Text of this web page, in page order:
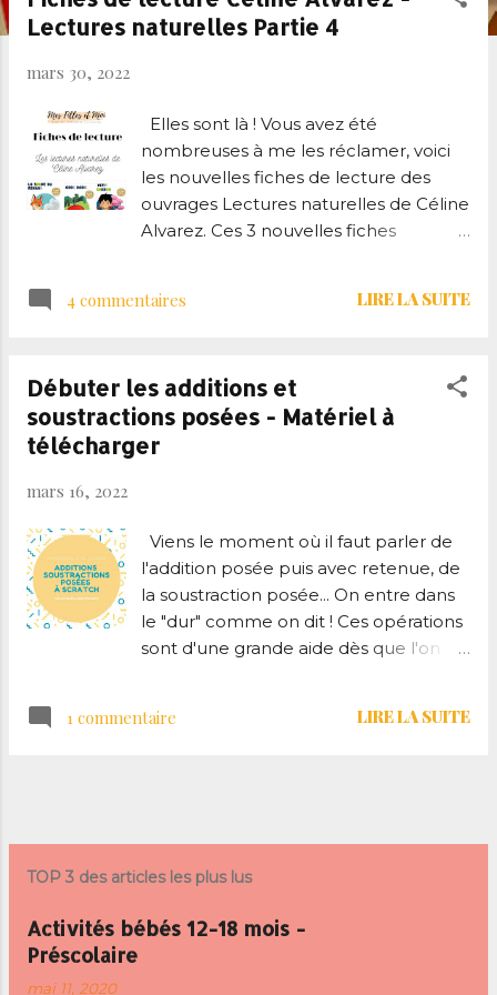
Lectures naturelles Partie 4
mars 30, 2022
Elles sont là ! Vous avez été
nombreuses à me les réclamer, voici
les nouvelles fiches de lecture des
ouvrages Lectures naturelles de Céline
Alvarez. Ces 3 nouvelles fiches
bûcheron .
4 commentaires LIRE LA SUITE
Débuter les additions et
soustractions posées - Matériel à
télécharger
mars 16, 2022
Viens le moment où il faut parler de
l'addition posée puis avec retenue, de
la soustraction posée... On entre dans
le "dur" comme on dit ! Ces opérations
sont d'une grande aide dès que l'on
du matériel Montessori avec la
permettant de bien assimiler le
placement de chaque chiffre ainsi que
le fonctionnement général des
1 commentaire LIRE LA SUITE
TOP 3 des articles les plus lus
Activités bébés 12-18 mois -
Préscolaire
mai 11, 2020